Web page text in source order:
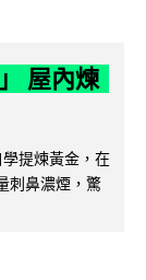
屋內煉
提煉黃金，在
刺鼻濃煙，驚